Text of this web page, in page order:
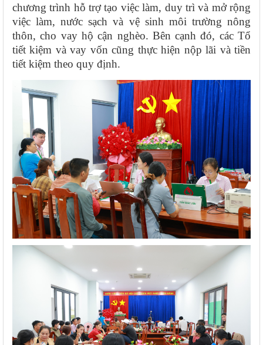
chương trình hỗ trợ tạo việc làm, duy trì và mở rộng
việc làm, nước sạch và vệ sinh môi trường nông
thôn, cho vay hộ cận nghèo. Bên cạnh đó, các Tổ
tiết kiệm và vay vốn cũng thực hiện nộp lãi và tiền
tiết kiệm theo quy định.